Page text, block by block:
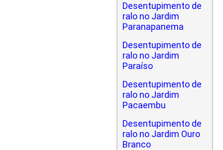
Desentupimento de
ralo no Jardim
Paranapanema
Desentupimento de
ralo no Jardim
Paraíso
Desentupimento de
ralo no Jardim
Pacaembu
Desentupimento de
ralo no Jardim Ouro
Branco